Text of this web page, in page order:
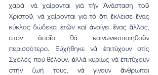
χαρά· νά χαίρονται γιά τήν Ἀνάσταση τοῦ
Χριστοῦ, νά χαίρονται γιά τό ὅτι ἔκλεισε ἕνας
κύκλος δώδεκα ἐτῶν καί ἀνοίγει ἕνας ἄλλος,
στόν ὁποῖο θά κοινωνικοποιηθοῦν
περισσότερο. Εὐχήθηκε νά ἐπιτύχουν στίς
Σχολές πού θέλουν, ἀλλά κυρίως νά ἐπιτύχουν
στήν ζωή τους, νά γίνουν ἄνθρωποι